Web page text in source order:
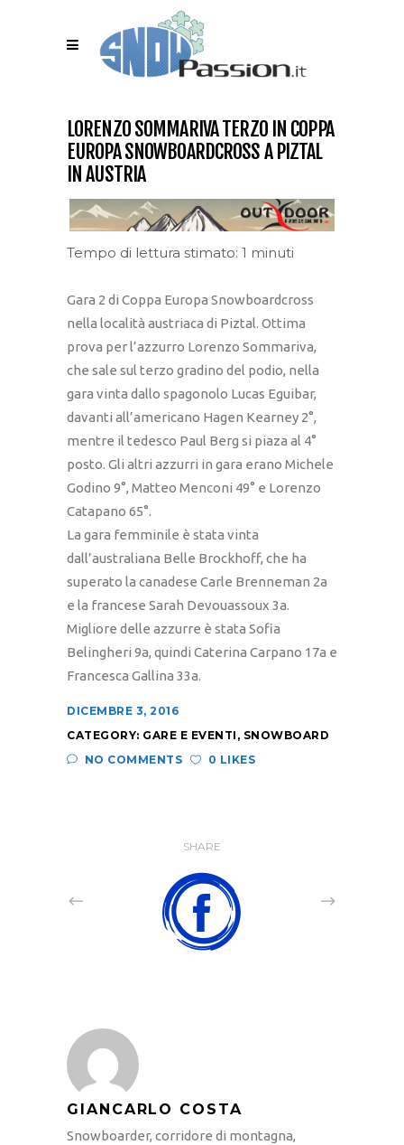
LORENZO SOMMARIVA TERZO IN COPPA
EUROPA SNOWBOARDCROSS A PIZTAL
IN AUSTRIA
Tempo di lettura stimato: 1 minuti
Gara 2 di Coppa Europa Snowboardcross
nella località austriaca di Piztal. Ottima
prova per l’azzurro Lorenzo Sommariva,
che sale sul terzo gradino del podio, nella
gara vinta dallo spagonolo Lucas Eguibar,
davanti all’americano Hagen Kearney 2°,
mentre il tedesco Paul Berg si piaza al 4°
posto. Gli altri azzurri in gara erano Michele
Godino 9°, Matteo Menconi 49° e Lorenzo
Catapano 65°.
La gara femminile è stata vinta
dall’australiana Belle Brockhoff, che ha
superato la canadese Carle Brenneman 2a
e la francese Sarah Devouassoux 3a.
Migliore delle azzurre è stata Sofia
Belingheri 9a, quindi Caterina Carpano 17a e
Francesca Gallina 33a.
DICEMBRE 3, 2016
CATEGORY: GARE E EVENTI , SNOWBOARD
NO COMMENTS
0 LIKES
SHARE
GIANCARLO COSTA
Snowboarder, corridore di montagna,